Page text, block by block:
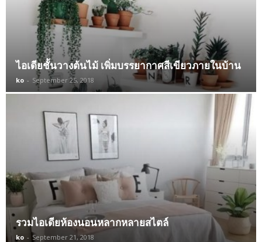
ไอเดียชั้นวางต้นไม้ เพิ่มบรรยากาศสีเขียวภายในบ้าน
ko - September 25, 2018
รวมไอเดียห้องนอนหลากหลายสไตล์
ko - September 21, 2018